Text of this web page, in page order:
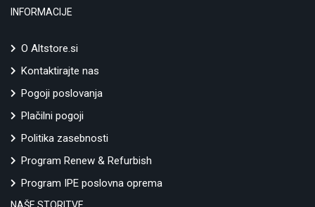
INFORMACIJE
O Altstore.si
Kontaktirajte nas
Pogoji poslovanja
Plačilni pogoji
Politika zasebnosti
Program Renew & Refurbish
Program IPE poslovna oprema